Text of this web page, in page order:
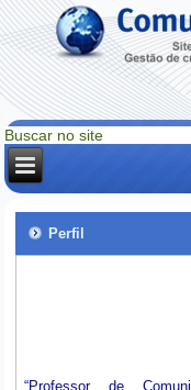
Perfil
“Professor de